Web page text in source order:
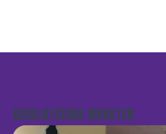
GERELATEERDE DIENSTEN